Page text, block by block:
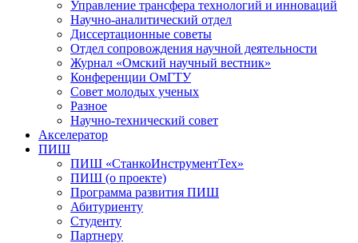
Управление трансфера технологий и инноваций
Научно-аналитический отдел
Диссертационные советы
Отдел сопровождения научной деятельности
Журнал «Омский научный вестник»
Конференции ОмГТУ
Совет молодых ученых
Разное
Научно-технический совет
Акселератор
ПИШ
ПИШ «СтанкоИнструментТех»
ПИШ (о проекте)
Программа развития ПИШ
Абитуриенту
Студенту
Партнеру